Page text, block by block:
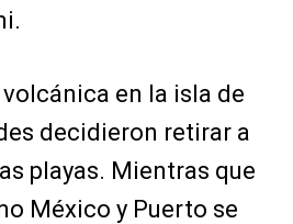
en la isla de
decidieron retirar a
playas. Mientras que
México y Puerto se